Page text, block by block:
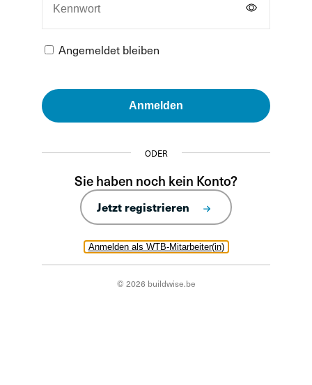
Anmelden als WTB-Mitarbeiter(in)
Angemeldet bleiben
Anmelden
ODER
Sie haben noch kein Konto?
Jetzt registrieren
© 2026 buildwise.be